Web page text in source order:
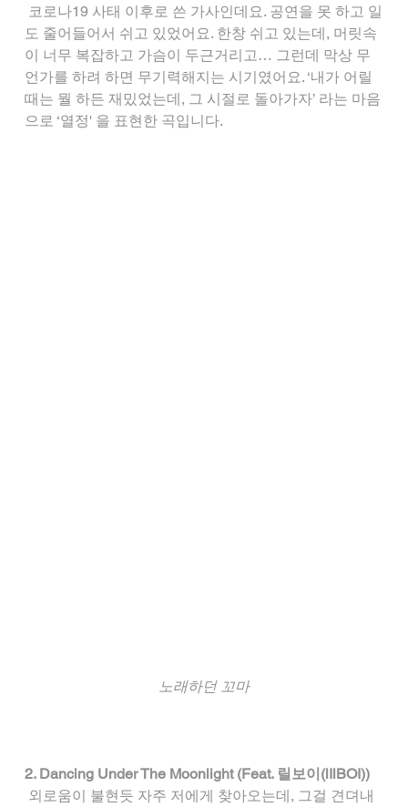
도 줄어들어서 쉬고 있었어요. 한창 쉬고 있는데, 머릿속
이 너무 복잡하고 가슴이 두근거리고… 그런데 막상 무
언가를 하려 하면 무기력해지는 시기였어요. ‘내가 어릴
때는 뭘 하든 재밌었는데, 그 시절로 돌아가자’ 라는 마음
으로 ‘열정' 을 표현한 곡입니다.
노래하던 꼬마
2. Dancing Under The Moonlight (Feat. 릴보이(lIlBOI))